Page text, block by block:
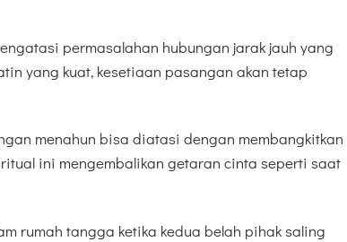
permasalahan hubungan jarak jauh yang
yang kuat, kesetiaan pasangan akan tetap
menahun bisa diatasi dengan membangkitkan
ini mengembalikan getaran cinta seperti saat
rumah tangga ketika kedua belah pihak saling